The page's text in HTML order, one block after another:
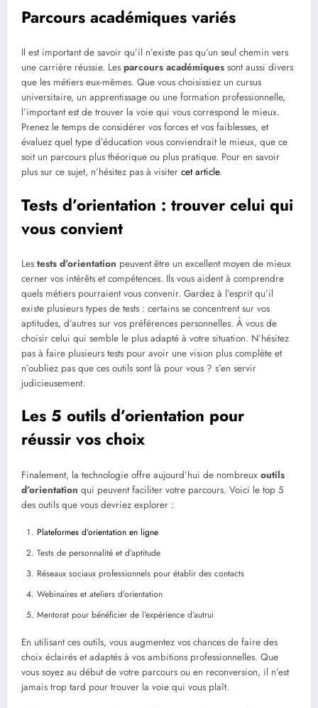
Parcours académiques variés
Il est important de savoir qu’il n’existe pas qu’un seul chemin vers
une carrière réussie. Les parcours académiques sont aussi divers
que les métiers eux-mêmes. Que vous choisissiez un cursus
universitaire, un apprentissage ou une formation professionnelle,
l’important est de trouver la voie qui vous correspond le mieux.
Prenez le temps de considérer vos forces et vos faiblesses, et
évaluez quel type d’éducation vous conviendrait le mieux, que ce
soit un parcours plus théorique ou plus pratique. Pour en savoir
plus sur ce sujet, n’hésitez pas à visiter cet article.
Tests d’orientation : trouver celui qui
vous convient
Les tests d’orientation peuvent être un excellent moyen de mieux
cerner vos intérêts et compétences. Ils vous aident à comprendre
quels métiers pourraient vous convenir. Gardez à l’esprit qu’il
existe plusieurs types de tests : certains se concentrent sur vos
aptitudes, d’autres sur vos préférences personnelles. À vous de
choisir celui qui semble le plus adapté à votre situation. N’hésitez
pas à faire plusieurs tests pour avoir une vision plus complète et
n’oubliez pas que ces outils sont là pour vous ? s’en servir
judicieusement.
Les 5 outils d’orientation pour
réussir vos choix
Finalement, la technologie offre aujourd’hui de nombreux outils
d’orientation qui peuvent faciliter votre parcours. Voici le top 5
des outils que vous devriez explorer :
Plateformes d’orientation en ligne
Tests de personnalité et d’aptitude
Réseaux sociaux professionnels pour établir des contacts
Webinaires et ateliers d’orientation
Mentorat pour bénéficier de l’expérience d’autrui
En utilisant ces outils, vous augmentez vos chances de faire des
choix éclairés et adaptés à vos ambitions professionnelles. Que
vous soyez au début de votre parcours ou en reconversion, il n’est
jamais trop tard pour trouver la voie qui vous plaît.